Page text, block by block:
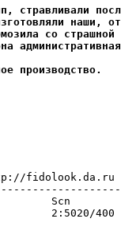
стравливали
наши,
со
производство.
fidolook.da.ru
2:5020/400